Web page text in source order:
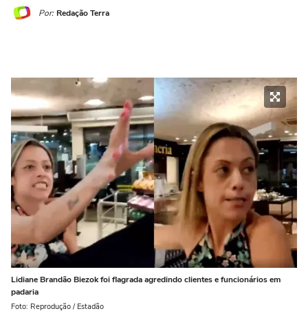
Por: Redação Terra
Lidiane Brandão Biezok foi flagrada agredindo clientes e funcionários em
padaria
Foto: Reprodução / Estadão